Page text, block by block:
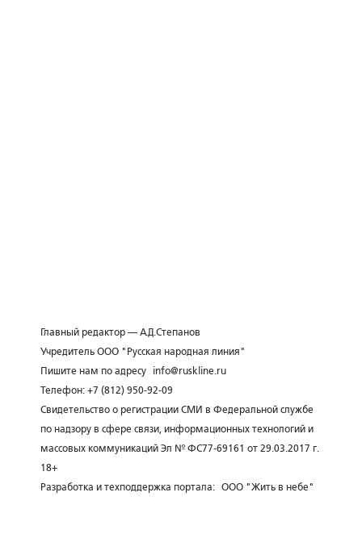
Главный редактор — А.Д.Степанов
Учредитель ООО "Русская народная линия"
Пишите нам по адресу
info@ruskline.ru
Телефон: +7 (812) 950-92-09
Свидетельство о регистрации СМИ в Федеральной службе
по надзору в сфере связи, информационных технологий и
массовых коммуникаций Эл № ФС77-69161 от 29.03.2017 г.
18+
Разработка и техподдержка портала: ООО "Жить в небе"